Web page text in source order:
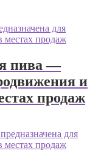
пива —
и
продаж